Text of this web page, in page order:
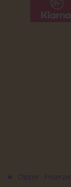
Clipper -